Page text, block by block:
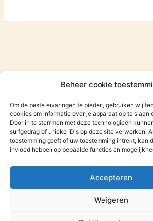
Beheer cookie
Om de beste ervaringen te bieden, gebruiken wij
cookies om informatie over je apparaat op te slaan
Door in te stemmen met deze technologieën
surfgedrag of unieke ID's op deze site verwerken.
toestemming geeft of uw toestemming intrekt, kan
invloed hebben op bepaalde functies en
Accepteren
Weigeren